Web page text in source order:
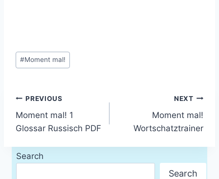
Post
Tags:
#Moment mal!
Post
navigation
PREVIOUS
Moment mal! 1
Glossar Russisch PDF
NEXT
Moment mal!
Wortschatztrainer
Search
Search